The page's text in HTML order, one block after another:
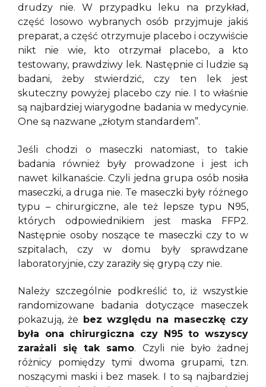
drudzy nie. W przypadku leku na przykład,
część losowo wybranych osób przyjmuje jakiś
preparat, a część otrzymuje placebo i oczywiście
nikt nie wie, kto otrzymał placebo, a kto
testowany, prawdziwy lek. Następnie ci ludzie są
badani, żeby stwierdzić, czy ten lek jest
skuteczny powyżej placebo czy nie. I to właśnie
są najbardziej wiarygodne badania w medycynie.
One są nazwane „złotym standardem”.
Jeśli chodzi o maseczki natomiast, to takie
badania również były prowadzone i jest ich
nawet kilkanaście. Czyli jedna grupa osób nosiła
maseczki, a druga nie. Te maseczki były różnego
typu – chirurgiczne, ale też lepsze typu N95,
których odpowiednikiem jest maska FFP2.
Następnie osoby noszące te maseczki czy to w
szpitalach, czy w domu były sprawdzane
laboratoryjnie, czy zaraziły się grypą czy nie.
Należy szczególnie podkreślić to, iż wszystkie
randomizowane badania dotyczące maseczek
pokazują, że bez względu na maseczkę czy
była ona chirurgiczna czy N95 to wszyscy
zarażali się tak samo. Czyli nie było żadnej
różnicy pomiędzy tymi dwoma grupami, tzn.
noszącymi maski i bez masek. I to są najbardziej